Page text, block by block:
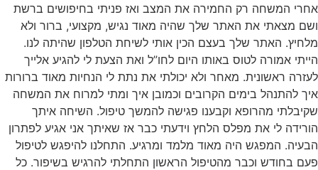
אחרי המשחה רק החמירה את המצב ואז פניתי בחיפושים ברשת
ושם מצאתי את האתר שלך שהיה מאוד נגיש, מקצועי, ברור ולא
מלחיץ. האתר שלך בעצם הכין אותי לשיחת הטלפון שהיתה לנו.
הייתי אמורה לטוס באותו היום לחו”ל ואת הצעת לי להגיע אלייך
לעזרה ראשונית. מאחר ולא יכולתי את נתת לי הנחיות מאוד ברורות
איך להתנהל בימים הקרובים וכמובן איך ומתי למרוח את המשחה
שקיבלתי מהרופא וקבענו פגישה להמשך טיפול. השיחה איתך
הורידה לי את מפלס הלחץ וידעתי כבר אז שאיתך אני אגיע לפתרון
הבעיה. המפגש היה מאוד מלמד ומרגיע. התחלנו להיפגש לטיפול
פעם בחודש וכבר מהטיפול הראשון התחלתי להרגיש בשיפור. כל